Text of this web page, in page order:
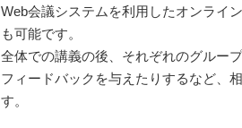
Web会議システムを利用したオンライ
も可能です。
全体での講義の後、それぞれのグルー
フィードバックを与えたりするなど、
す。